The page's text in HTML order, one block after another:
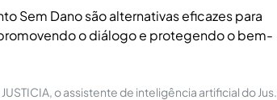
Sem Dano são alternativas eficazes para
o diálogo e protegendo o bem-
o assistente de inteligência artificial do Jus.